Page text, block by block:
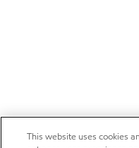
This website uses cookies